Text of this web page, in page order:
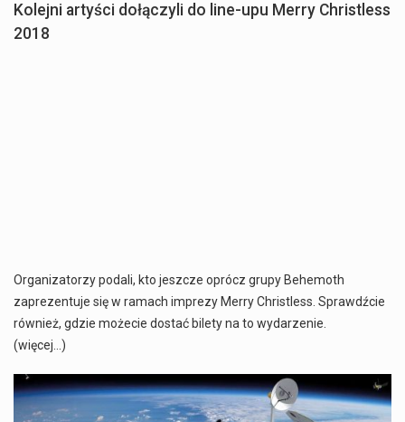
Kolejni artyści dołączyli do line-upu Merry Christless
2018
Organizatorzy podali, kto jeszcze oprócz grupy Behemoth
zaprezentuje się w ramach imprezy Merry Christless. Sprawdźcie
również, gdzie możecie dostać bilety na to wydarzenie.
(więcej…)